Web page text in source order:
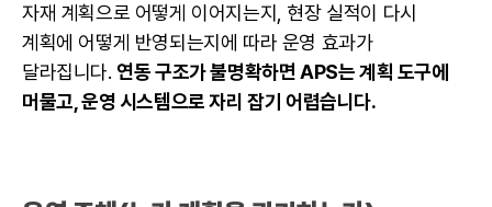
자재 계획으로 어떻게 이어지는지, 현장 실적이 다시
계획에 어떻게 반영되는지에 따라 운영 효과가
달라집니다. 연동 구조가 불명확하면 APS는 계획 도구에
머물고, 운영 시스템으로 자리 잡기 어렵습니다.